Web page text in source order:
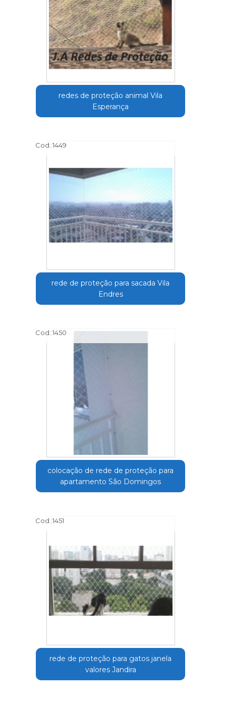
redes de proteção animal Vila
Esperança
Cod.:1449
rede de proteção para sacada Vila
Endres
Cod.:1450
colocação de rede de proteção para
apartamento São Domingos
Cod.:1451
rede de proteção para gatos janela
valores Jandira